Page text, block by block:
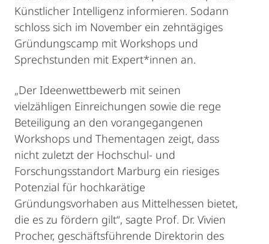
Künstlicher Intelligenz informieren. Sodann
schloss sich im November ein zehntägiges
Gründungscamp mit Workshops und
Sprechstunden mit Expert*innen an.
„Der Ideenwettbewerb mit seinen
vielzähligen Einreichungen sowie die rege
Beteiligung an den vorangegangenen
Workshops und Thementagen zeigt, dass
nicht zuletzt der Hochschul- und
Forschungsstandort Marburg ein riesiges
Potenzial für hochkarätige
Gründungsvorhaben aus Mittelhessen bietet,
die es zu fördern gilt“, sagte Prof. Dr. Vivien
Procher, geschäftsführende Direktorin des